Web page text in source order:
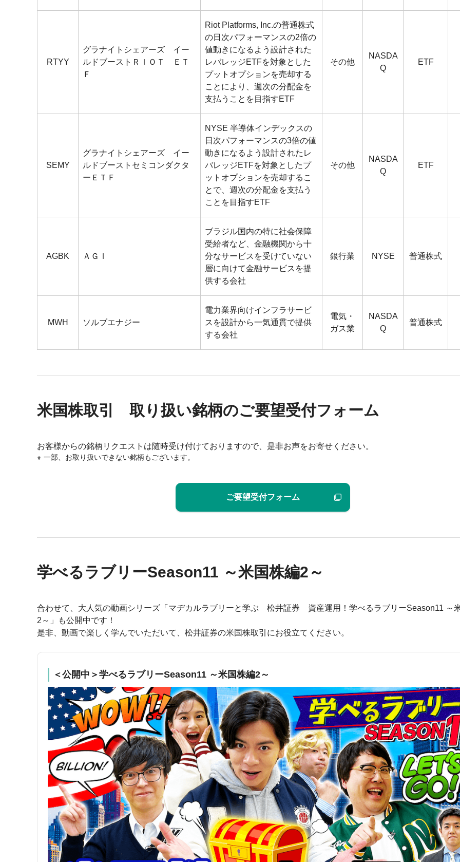
RTYY
グラナイトシェアーズ イー
ルドブーストＲＩＯＴ ＥＴ
Ｆ
Riot Platforms, Inc.の普通株式
の日次パフォーマンスの2倍の
値動きになるよう設計された
レバレッジETFを対象とした
プットオプションを売却する
ことにより、週次の分配金を
支払うことを目指すETF
その他
NASDA
Q
ETF
SEMY
グラナイトシェアーズ イー
ルドブーストセミコンダクタ
ーＥＴＦ
NYSE 半導体インデックスの
日次パフォーマンスの3倍の値
動きになるよう設計されたレ
バレッジETFを対象としたプ
ットオプションを売却するこ
とで、週次の分配金を支払う
ことを目指すETF
その他
NASDA
Q
ETF
AGBK ＡＧＩ
ブラジル国内の特に社会保障
受給者など、金融機関から十
分なサービスを受けていない
層に向けて金融サービスを提
供する会社
銀行業 NYSE 普通株式
MWH ソルブエナジー
電力業界向けインフラサービ
スを設計から一気通貫で提供
する会社
電気・
ガス業
NASDA
Q
普通株式
米国株取引 取り扱い銘柄のご要望受付フォーム
お客様からの銘柄リクエストは随時受け付けておりますので、是非お声をお寄せください。
一部、お取り扱いできない銘柄もございます。
ご要望受付フォーム
学べるラブリーSeason11 ～米国株編2～
合わせて、大人気の動画シリーズ「マヂカルラブリーと学ぶ 松井証券 資産運用！学べるラブリーSeason11 ～
2～」も公開中です！
是非、動画で楽しく学んでいただいて、松井証券の米国株取引にお役立てください。
＜公開中＞学べるラブリーSeason11 ～米国株編2～